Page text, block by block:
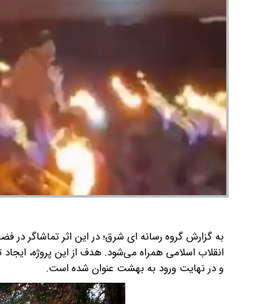
به گزارش گروه رسانه ای شرق؛ در این اثر تماشاگر در
انقلاب اسلامی همراه می‌شود. هدف از این پروژه،
و در نهایت ورود به بهشت عنوان شده است.